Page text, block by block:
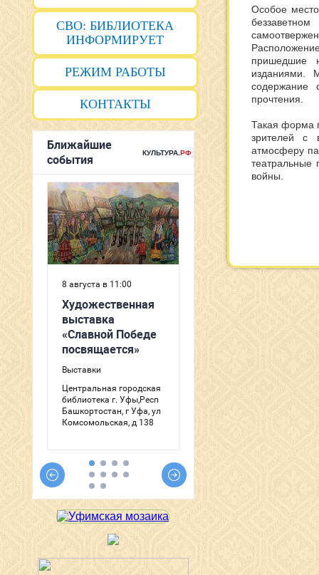
СВО: БИБЛИОТЕКА
ИНФОРМИРУЕТ
РЕЖИМ РАБОТЫ
КОНТАКТЫ
Особое
пришедшие
изданиями.
содержание
прочтения.
Такая форма
зрителей с
атмосферу
театральные
войны.